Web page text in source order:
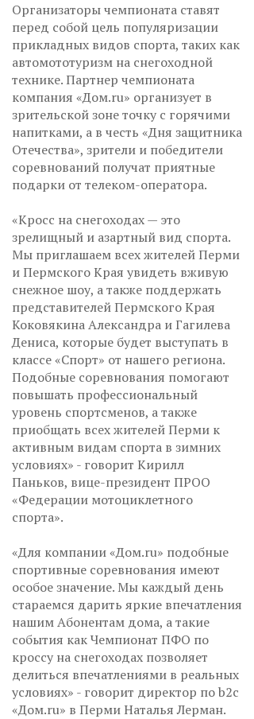
Организаторы чемпионата ставят
перед собой цель популяризации
прикладных видов спорта, таких как
автомототуризм на снегоходной
технике. Партнер чемпионата
компания «Дом.ru» организует в
зрительской зоне точку с горячими
напитками, а в честь «Дня защитника
Отечества», зрители и победители
соревнований получат приятные
подарки от телеком-оператора.
«Кросс на снегоходах — это
зрелищный и азартный вид спорта.
Мы приглашаем всех жителей Перми
и Пермского Края увидеть вживую
снежное шоу, а также поддержать
представителей Пермского Края
Коковякина Александра и Гагилева
Дениса, которые будет выступать в
классе «Спорт» от нашего региона.
Подобные соревнования помогают
повышать профессиональный
уровень спортсменов, а также
приобщать всех жителей Перми к
активным видам спорта в зимних
условиях» - говорит Кирилл
Паньков, вице-президент ПРОО
«Федерации мотоциклетного
спорта».
«Для компании «Дом.ru» подобные
спортивные соревнования имеют
особое значение. Мы каждый день
стараемся дарить яркие впечатления
нашим Абонентам дома, а такие
события как Чемпионат ПФО по
кроссу на снегоходах позволяет
делиться впечатлениями в реальных
условиях» - говорит директор по b2c
«Дом.ru» в Перми Наталья Лерман.